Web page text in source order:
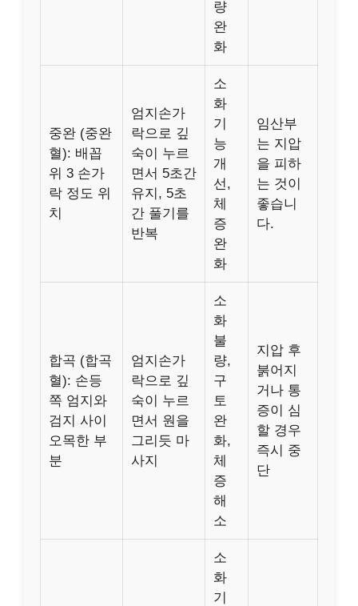
량
완
화
중완 (중완
혈): 배꼽
위 3 손가
락 정도 위
치
엄지손가
락으로 깊
숙이 누르
면서 5초간
유지, 5초
간 풀기를
반복
소
화
기
능
개
선,
체
증
완
화
임산부
는 지압
을 피하
는 것이
좋습니
다.
합곡 (합곡
혈): 손등
쪽 엄지와
검지 사이
오목한 부
분
엄지손가
락으로 깊
숙이 누르
면서 원을
그리듯 마
사지
소
화
불
량,
구
토
완
화,
체
증
해
소
지압 후
붉어지
거나 통
증이 심
할 경우
즉시 중
단
소
화
기